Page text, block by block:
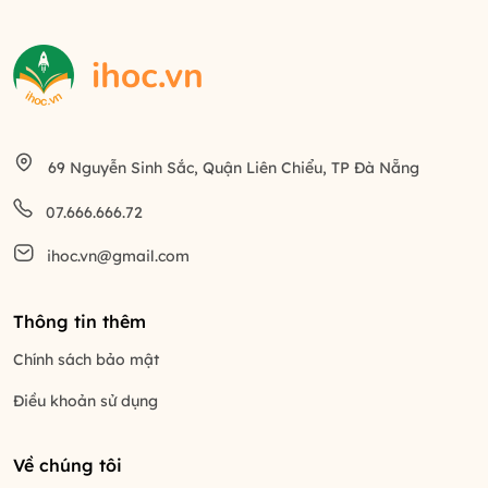
69 Nguyễn Sinh Sắc, Quận Liên Chiểu, TP Đà Nẵng
07.666.666.72
ihoc.vn@gmail.com
Thông tin thêm
Chính sách bảo mật
Điều khoản sử dụng
Về chúng tôi